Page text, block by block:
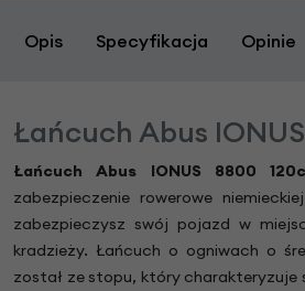
Opis Specyfikacja Opinie
Łańcuch Abus
Łańcuch Abus IONUS 8800
zabezpieczenie rowerowe
zabezpieczysz swój pojazd w
kradzieży. Łańcuch o ogniwach o
został ze stopu, który charakteryzuje